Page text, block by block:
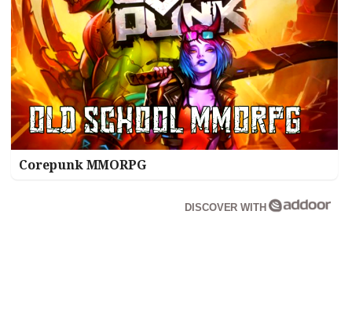
Corepunk MMORPG
DISCOVER WITH